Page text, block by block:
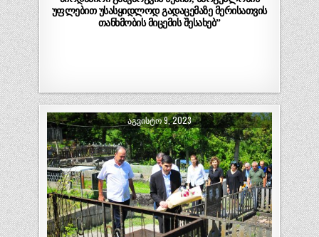
უფლებით უსასყიდლოდ გადაცემაზე მერისათვის
თანხმობის მიცემის შესახებ”
ᲐᲒᲕᲘᲡᲢᲝ 9, 2023